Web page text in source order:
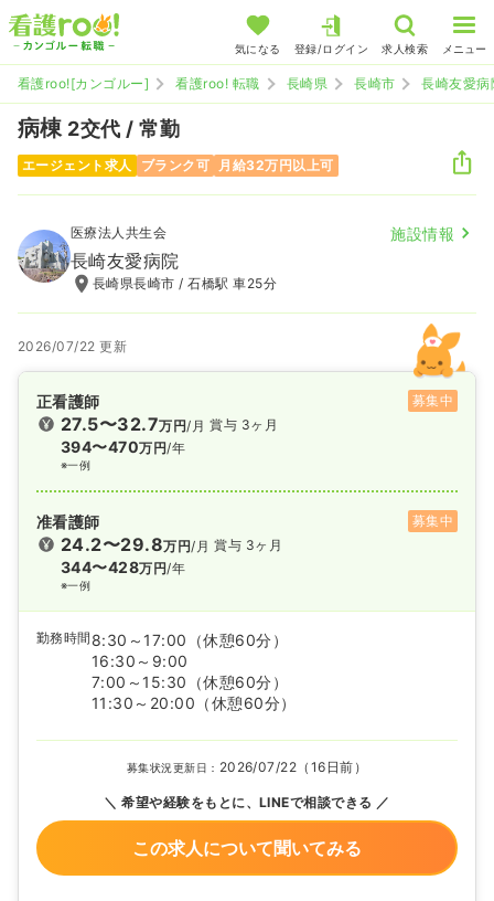
気になる 登録/ログイン 求人検索 メニュー
看護roo![カンゴルー] 看護roo! 転職 長崎県 長崎市 長崎友愛病
病棟 2交代 / 常勤
エージェント求人 ブランク可 月給32万円以上可
医療法人共生会 施設情報
長崎友愛病院
長崎県長崎市 / 石橋駅 車25分
2026/07/22 更新
正看護師 募集中
27.5〜32.7万円/月
394〜470万円/年
※一例
賞与 3ヶ月
准看護師 募集中
24.2〜29.8万円/月
344〜428万円/年
※一例
賞与 3ヶ月
勤務時間 8:30～17:00
（休憩60分）
16:30～9:00
7:00～15:30
（休憩60分）
11:30～20:00 （休憩60分）
募集状況更新日： 2026/07/22（16日前）
希望や経験をもとに、LINEで相談できる
この求人について聞いてみる